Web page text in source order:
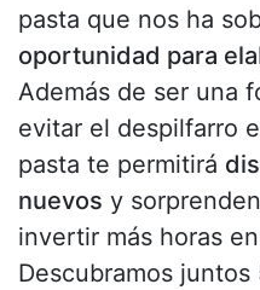
pasta que nos ha
oportunidad para
Además de ser una
evitar el despilfarro
pasta te permitirá
nuevos y
invertir más horas
Descubramos